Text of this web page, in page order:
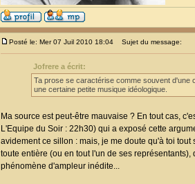
Posté le: Mer 07 Juil 2010 18:04 Sujet du message:
Jofrere a écrit:
Ta prose se caractérise comme souvent d'une
une certaine petite musique idéologique.
Ma source est peut-être mauvaise ? En tout cas,
L'Equipe du Soir : 22h30) qui a exposé cette
avidement ce sillon : mais, je me doute qu'à toi
toute entière (ou en tout l'un de ses
phénomène d'ampleur inédite...